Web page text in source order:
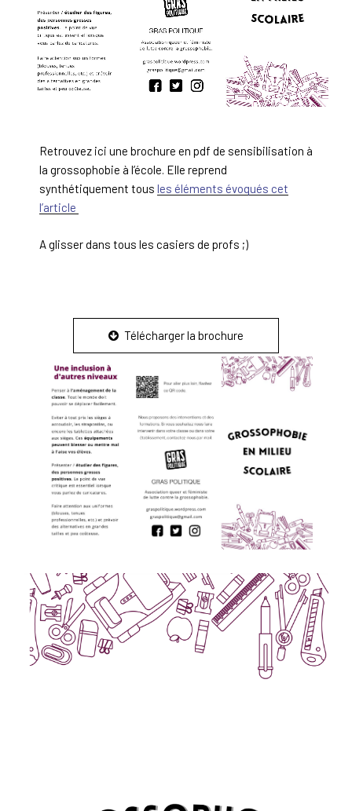
Retrouvez ici une brochure en pdf de sensibilisation à
la grossophobie à l’école. Elle reprend
synthétiquement tous les éléments évoqués cet
l’article
A glisser dans tous les casiers de profs ;)
Télécharger la brochure